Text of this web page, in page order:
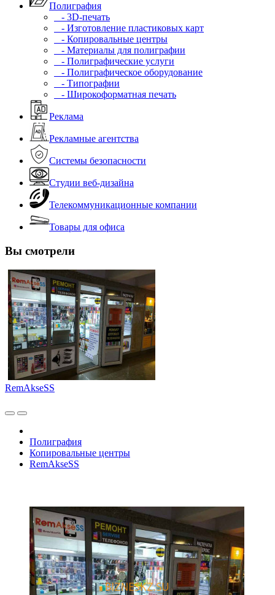
Полиграфия
- 3D-печать
- Изготовление пластиковых карт
- Копировальные центры
- Материалы для полиграфии
- Полиграфические услуги
- Полиграфическое оборудование
- Типографии
- Широкоформатная печать
Реклама
Рекламные агентства
Системы безопасности
Студии веб-дизайна
Телекоммуникационные компании
Товары для офиса
Вы смотрели
RemAkseSS
Полиграфия
Копировальные центры
RemAkseSS